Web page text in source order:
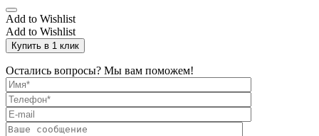
Add to Wishlist
Add to Wishlist
Купить в 1 клик
Остались вопросы? Мы вам поможем!